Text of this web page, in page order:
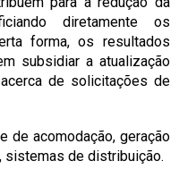
diretamente os
forma, os resultados
subsidiar a atualização
de solicitações de
de acomodação, geração
sistemas de distribuição.